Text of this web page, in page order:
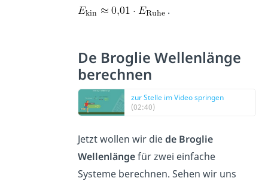
.
De Broglie Wellenlänge
berechnen
zur Stelle im Video springen
(02:40)
Jetzt wollen wir diede Broglie
Wellenlängefür zwei einfache
Systeme berechnen. Sehen wir uns